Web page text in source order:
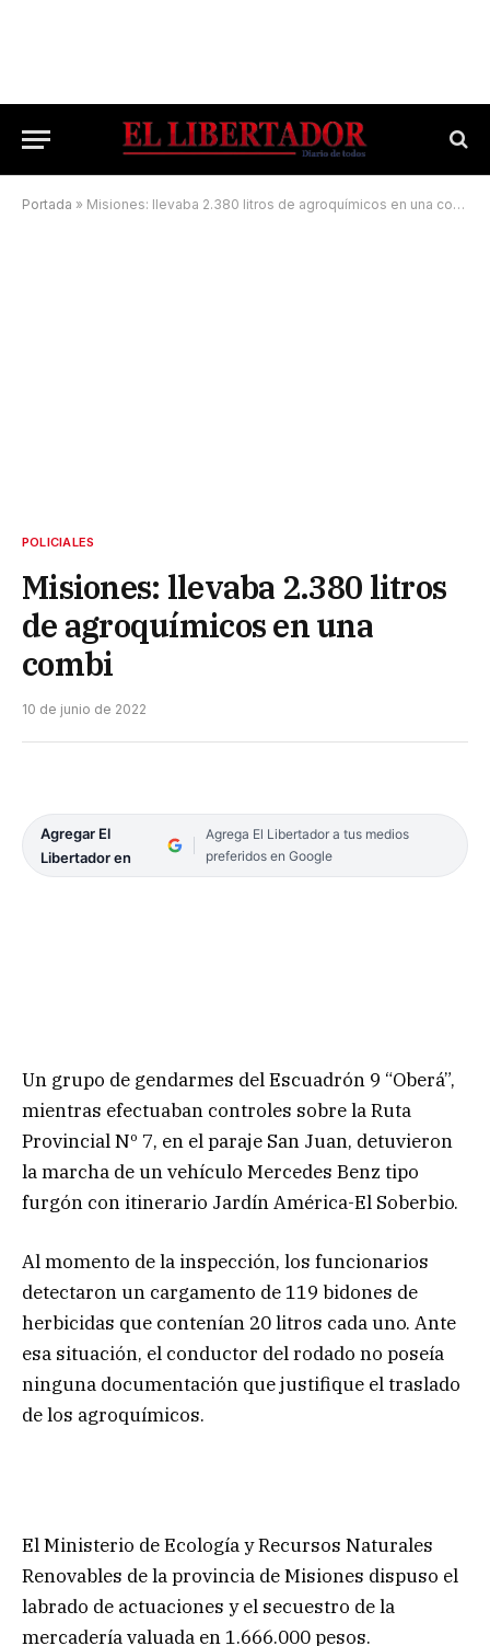
Portada » Misiones: llevaba 2.380 litros de agroquímicos en una combi
POLICIALES
Misiones: llevaba 2.380 litros
de agroquímicos en una
combi
10 de junio de 2022
Agregar El
Libertador en
Agrega El Libertador a tus medios
preferidos en Google
Un grupo de gendarmes del Escuadrón 9 “Oberá”,
mientras efectuaban controles sobre la Ruta
Provincial Nº 7, en el paraje San Juan, detuvieron
la marcha de un vehículo Mercedes Benz tipo
furgón con itinerario Jardín América-El Soberbio.
Al momento de la inspección, los funcionarios
detectaron un cargamento de 119 bidones de
herbicidas que contenían 20 litros cada uno. Ante
esa situación, el conductor del rodado no poseía
ninguna documentación que justifique el traslado
de los agroquímicos.
El Ministerio de Ecología y Recursos Naturales
Renovables de la provincia de Misiones dispuso el
labrado de actuaciones y el secuestro de la
mercadería valuada en 1.666.000 pesos.